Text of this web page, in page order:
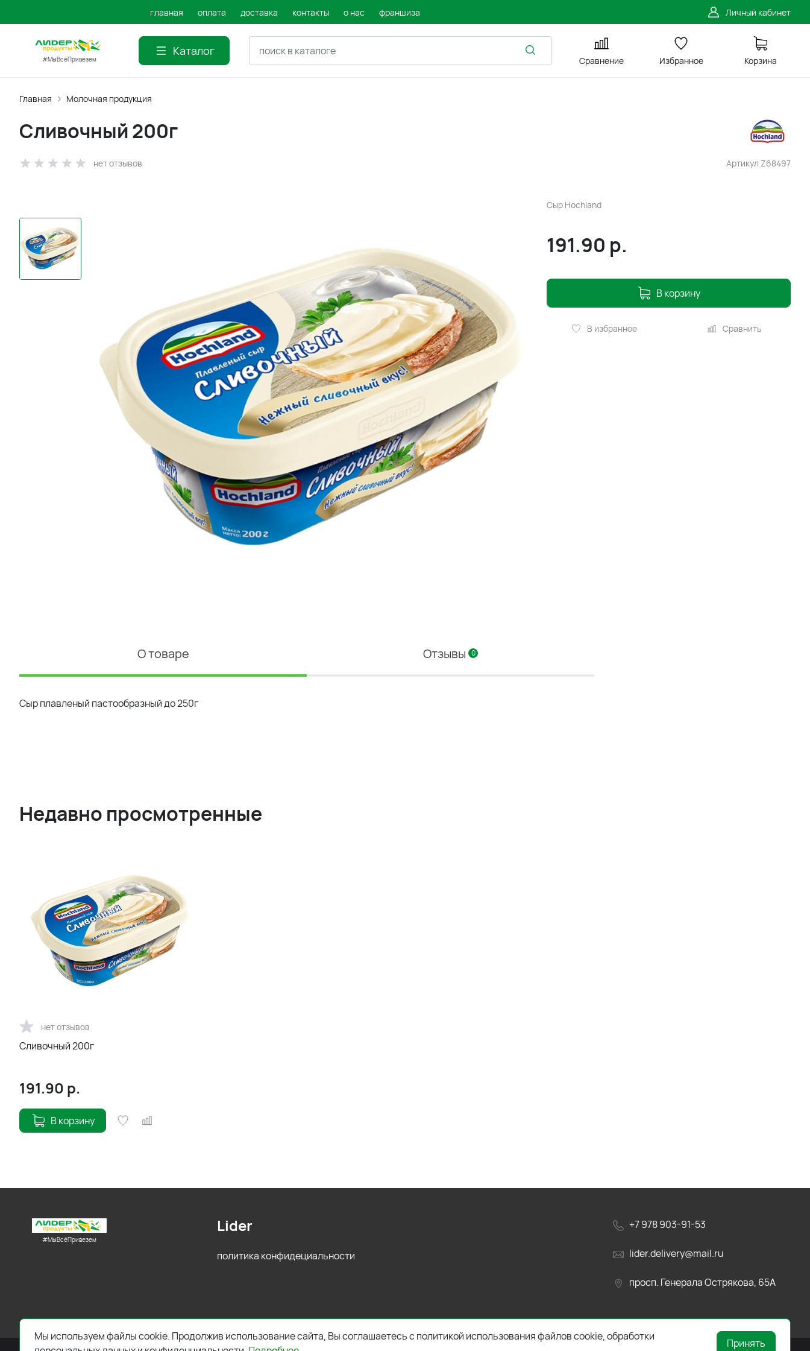
главная оплата доставка контакты о нас франшиза Личный кабинет
#МыВсёПривезем
Каталог
Сравнение Избранное Корзина
Главная Молочная продукция
Артикул Z68497
Сливочный 200г
нет отзывов
Сыр Hochland
191.90 р.
В корзину
В избранное Сравнить
О товаре Отзывы 0
Сыр плавленый пастообразный до 250г
Недавно просмотренные
нет отзывов
Сливочный 200г
191.90 р.
В корзину
#МыВсёПривезем
+7 978 903-91-53
lider.delivery@mail.ru
просп. Генерала Острякова, 65А
Lider
политика конфидециальности
Мы используем файлы cookie. Продолжив использование сайта, Вы соглашаетесь с политикой использования файлов cookie, обработки
Принять